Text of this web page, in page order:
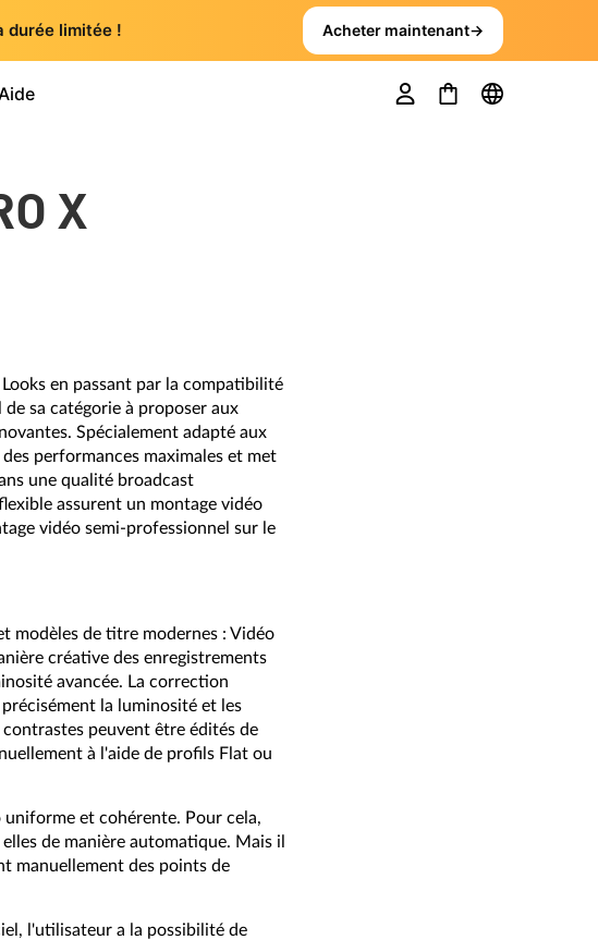
durée limitée ! Acheter maintenant→
X
en passant par la compatibilité
de sa catégorie à proposer aux
Spécialement adapté aux
performances maximales et met
une qualité broadcast
assurent un montage vidéo
vidéo semi-professionnel sur le
modèles de titre modernes : Vidéo
créative des enregistrements
avancée. La correction
la luminosité et les
contrastes peuvent être édités de
à l'aide de profils Flat ou
et cohérente. Pour cela,
de manière automatique. Mais il
manuellement des points de
l'utilisateur a la possibilité de